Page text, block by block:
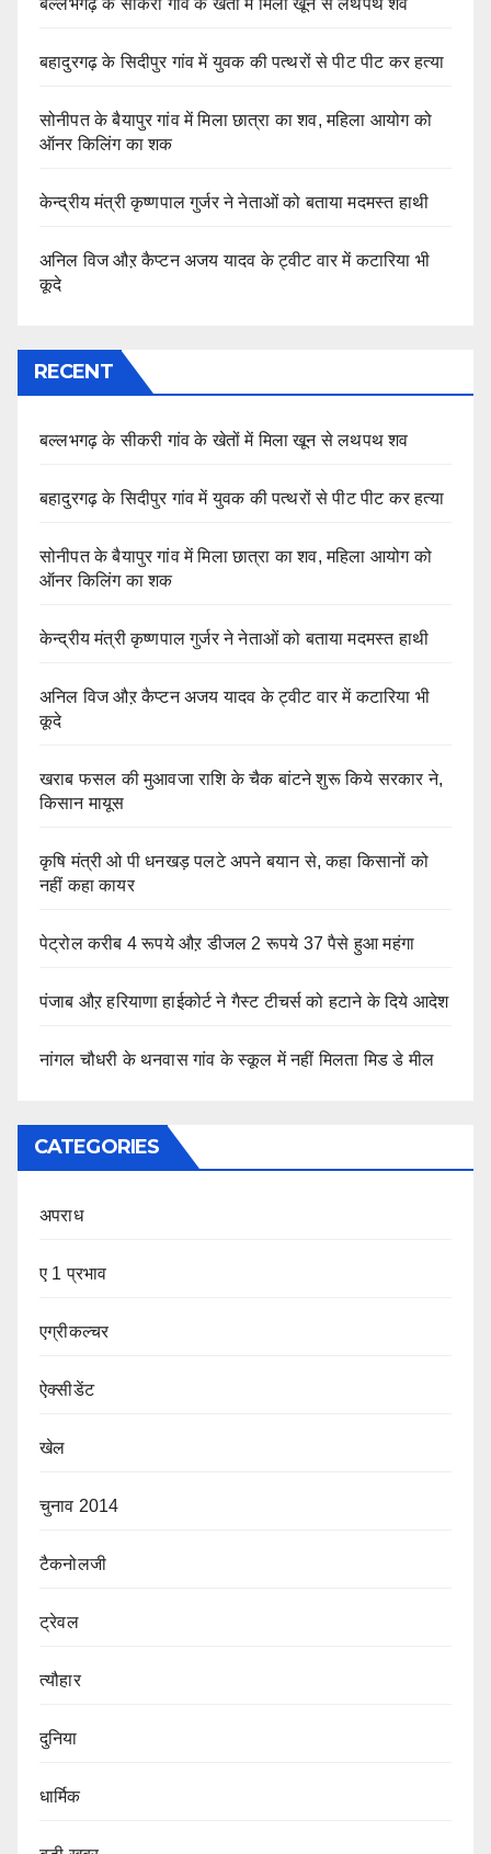
बल्लभगढ़ के सीकरी गांव के खेतों में मिला खून से लथपथ शव
बहादुरगढ़ के सिदीपुर गांव में युवक की पत्थरों से पीट पीट कर हत्या
सोनीपत के बैयापुर गांव में मिला छात्रा का शव, महिला आयोग को
ऑनर किलिंग का शक
केन्द्रीय मंत्री कृष्णपाल गुर्जर ने नेताओं को बताया मदमस्त हाथी
अनिल विज औऱ कैप्टन अजय यादव के ट्वीट वार में कटारिया भी
कूदे
RECENT
बल्लभगढ़ के सीकरी गांव के खेतों में मिला खून से लथपथ शव
बहादुरगढ़ के सिदीपुर गांव में युवक की पत्थरों से पीट पीट कर हत्या
सोनीपत के बैयापुर गांव में मिला छात्रा का शव, महिला आयोग को
ऑनर किलिंग का शक
केन्द्रीय मंत्री कृष्णपाल गुर्जर ने नेताओं को बताया मदमस्त हाथी
अनिल विज औऱ कैप्टन अजय यादव के ट्वीट वार में कटारिया भी
कूदे
खराब फसल की मुआवजा राशि के चैक बांटने शुरू किये सरकार ने,
किसान मायूस
कृषि मंत्री ओ पी धनखड़ पलटे अपने बयान से, कहा किसानों को
नहीं कहा कायर
पेट्रोल करीब 4 रूपये औऱ डीजल 2 रूपये 37 पैसे हुआ महंगा
पंजाब औऱ हरियाणा हाईकोर्ट ने गैस्ट टीचर्स को हटाने के दिये आदेश
नांगल चौधरी के थनवास गांव के स्कूल में नहीं मिलता मिड डे मील
CATEGORIES
अपराध
ए 1 प्रभाव
एग्रीकल्चर
ऐक्सीडेंट
खेल
चुनाव 2014
टैकनोलजी
ट्रेवल
त्यौहार
दुनिया
धार्मिक